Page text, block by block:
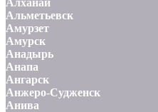
Альметьевск
Амурзет
Амурск
Анадырь
Анапа
Ангарск
Анжеро-Судженск
Анива